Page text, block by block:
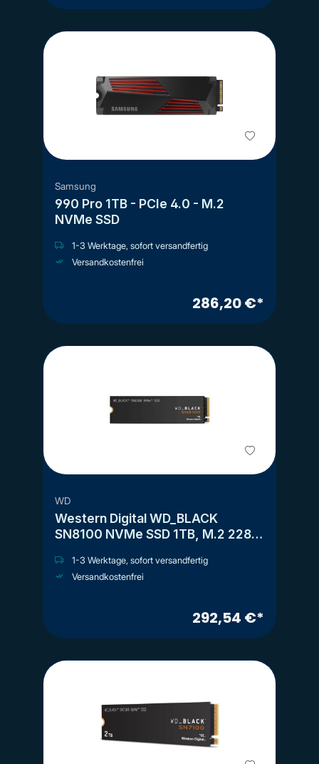
Samsung
990 Pro 1TB - PCIe 4.0 - M.2
NVMe SSD
1-3 Werktage, sofort versandfertig
Versandkostenfrei
286,20 €*
WD
Western Digital WD_BLACK
SN8100 NVMe SSD 1TB, M.2 2280
1-3 Werktage, sofort versandfertig
Versandkostenfrei
292,54 €*